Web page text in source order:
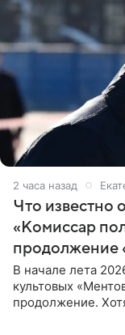
2 часа назад
Что известно
«Комиссар
продолжение
В начале лета
культовых
продолжение.